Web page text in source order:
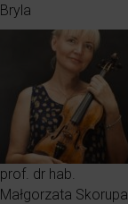
Bryla
prof. dr hab.
Małgorzata Skorupa